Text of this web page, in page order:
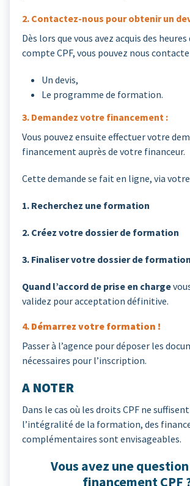
2. Contactez-nous pour obtenir un
Dès lors que vous avez acquis des
compte CPF, vous pouvez nous
Un devis,
Le programme de formation.
3. Demandez votre financement :
Vous pouvez ensuite effectuer votre
financement auprès de votre financeur.
Cette demande se fait en ligne, via
1. Recherchez une formation
2. Créez votre dossier de formation
3. Finaliser votre dossier de formation
Quand l’accord de prise en charge
validez pour acceptation définitive.
4. Démarrez votre formation !
Passer à l’agence pour déposer les
nécessaires pour l’inscription.
A NOTER
Dans le cas où les droits CPF ne
l’intégralité de la formation, des
complémentaires sont envisageables.
Vous avez une
financement CPF